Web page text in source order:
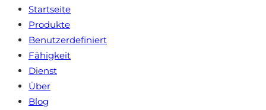
Startseite
Produkte
Benutzerdefiniert
Fähigkeit
Dienst
Über
Blog